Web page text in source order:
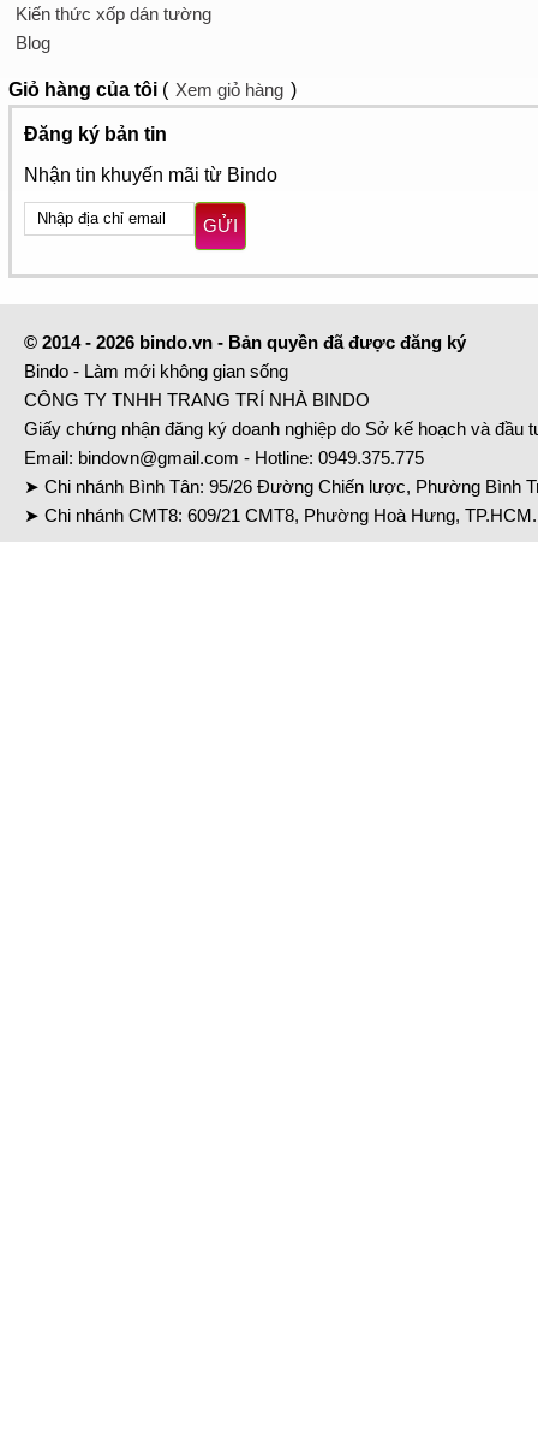
Kiến thức xốp dán tường
Blog
Giỏ hàng của tôi ( Xem giỏ hàng )
Đăng ký bản tin
Nhận tin khuyến mãi từ Bindo
GỬI
© 2014 - 2026 bindo.vn - Bản quyền đã được đăng ký
Bindo - Làm mới không gian sống
CÔNG TY TNHH TRANG TRÍ NHÀ BINDO
Giấy chứng nhận đăng ký doanh nghiệp do Sở kế hoạch và đầu
Email: bindovn@gmail.com - Hotline: 0949.375.775
➤ Chi nhánh Bình Tân: 95/26 Đường Chiến lược, Phường Bình
➤ Chi nhánh CMT8: 609/21 CMT8, Phường Hoà Hưng,